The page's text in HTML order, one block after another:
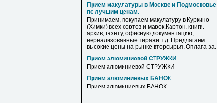
Прием макулатуры в Москве и Подмосковье
по лучшим ценам.
Принимаем, покупаем макулатуру в Куркино
(Химки) всех сортов и марок.Картон, книги,
архив, газету, офисную документацию,
нереализованные тиражи т.д. Предлагаем
высокие цены на рынке вторсырья. Оплата
Прием алюминиевой СТРУЖКИ
Прием алюминиевой СТРУЖКИ
Прием алюминиевых БАНОК
Прием алюминиевых БАНОК